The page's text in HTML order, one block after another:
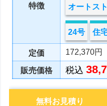
特徴 オートス
24号 住
定価 172,370円
販売価格 税込
無料お見積り